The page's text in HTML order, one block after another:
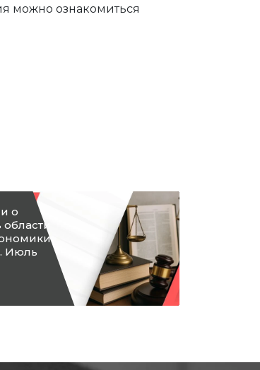
можно ознакомиться
о
Июль